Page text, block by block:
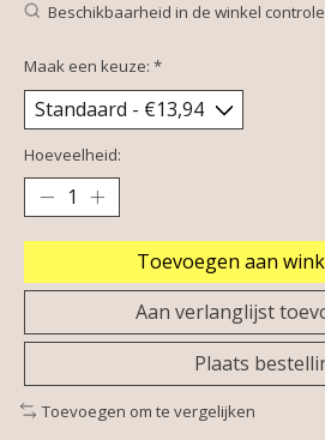
Beschikbaarheid in de winkel
Maak een keuze: *
Hoeveelheid:
Toevoegen aan
Aan verlanglijst
Plaats
Toevoegen om te vergelijken